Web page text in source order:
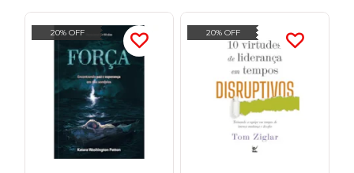
20% OFF 20% OFF